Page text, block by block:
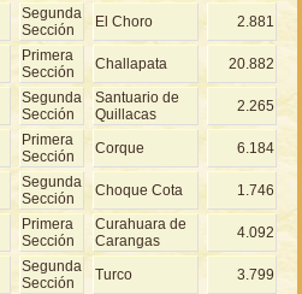
Segunda
Sección
El Choro 2.881
Primera
Sección
Challapata 20.882
Segunda
Sección
Santuario de
Quillacas
2.265
Primera
Sección
Corque 6.184
Segunda
Sección
Choque Cota 1.746
Primera
Sección
Curahuara de
Carangas
4.092
Segunda
Sección
Turco 3.799